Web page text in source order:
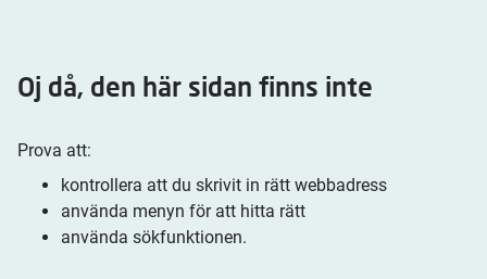
Oj då, den här sidan finns inte
Prova att:
kontrollera att du skrivit in rätt webbadress
använda menyn för att hitta rätt
använda sökfunktionen.